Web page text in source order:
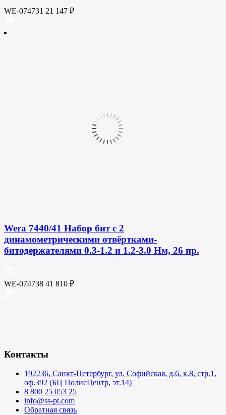
WE-074731 21 147 ₽
Wera 7440/41 Набор бит с 2
динамометрическими отвёртками-
битодержателями 0.3-1.2 и 1.2-3.0 Нм, 26 пр.
WE-074738 41 810 ₽
Контакты
192236, Санкт-Петербург, ул. Софийская, д.6, к.8, стр.1,
оф.392 (БЦ ПолисЦентр, эт.14)
8 800 25 053 25
info@ss-pt.com
Обратная связь